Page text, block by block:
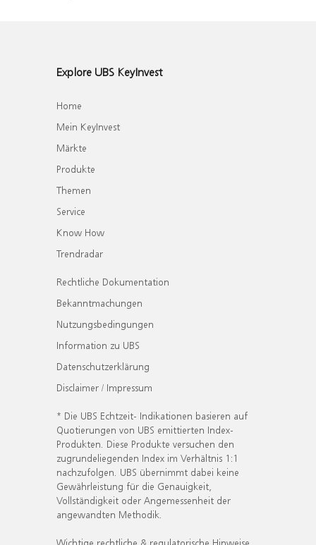
Explore UBS KeyInvest
Home
Mein KeyInvest
Märkte
Produkte
Themen
Service
Know How
Trendradar
Rechtliche Dokumentation
Bekanntmachungen
Nutzungsbedingungen
Information zu UBS
Datenschutzerklärung
Disclaimer / Impressum
* Die UBS Echtzeit- Indikationen basieren auf
Quotierungen von UBS emittierten Index-
Produkten. Diese Produkte versuchen den
zugrundeliegenden Index im Verhältnis 1:1
nachzufolgen. UBS übernimmt dabei keine
Gewährleistung für die Genauigkeit,
Vollständigkeit oder Angemessenheit der
angewandten Methodik.